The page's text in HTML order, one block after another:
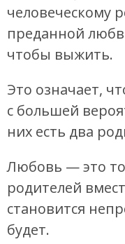
человеческому
преданной
чтобы выжить.
Это означает,
с большей
них есть два
Любовь — это
родителей
становится
будет.